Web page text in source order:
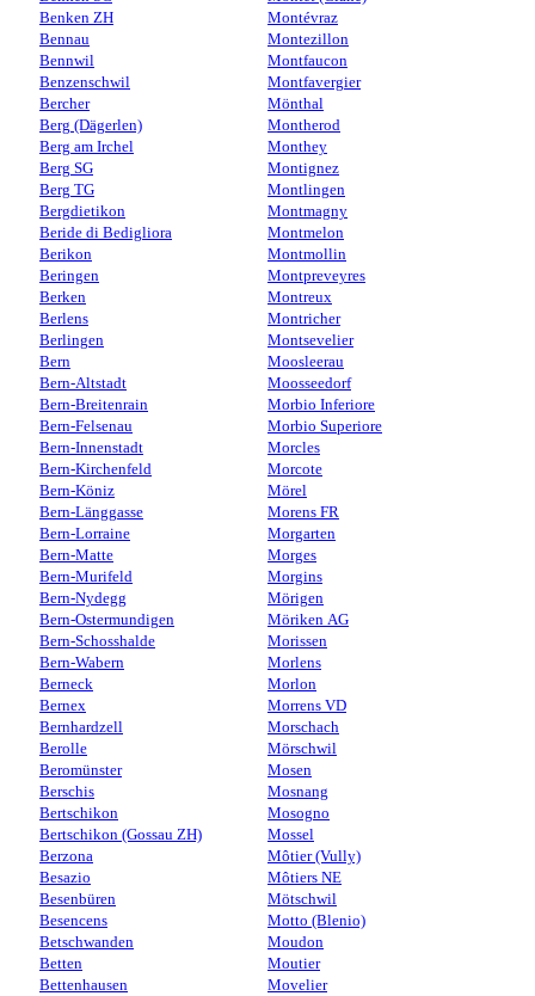
Benken ZH
Bennau
Bennwil
Benzenschwil
Bercher
Berg (Dägerlen)
Berg am Irchel
Berg SG
Berg TG
Bergdietikon
Beride di Bedigliora
Berikon
Beringen
Berken
Berlens
Berlingen
Bern
Bern-Altstadt
Bern-Breitenrain
Bern-Felsenau
Bern-Innenstadt
Bern-Kirchenfeld
Bern-Köniz
Bern-Länggasse
Bern-Lorraine
Bern-Matte
Bern-Murifeld
Bern-Nydegg
Bern-Ostermundigen
Bern-Schosshalde
Bern-Wabern
Berneck
Bernex
Bernhardzell
Berolle
Beromünster
Berschis
Bertschikon
Bertschikon (Gossau ZH)
Berzona
Besazio
Besenbüren
Besencens
Betschwanden
Betten
Bettenhausen
Montévraz
Montezillon
Montfaucon
Montfavergier
Mönthal
Montherod
Monthey
Montignez
Montlingen
Montmagny
Montmelon
Montmollin
Montpreveyres
Montreux
Montricher
Montsevelier
Moosleerau
Moosseedorf
Morbio Inferiore
Morbio Superiore
Morcles
Morcote
Mörel
Morens FR
Morgarten
Morges
Morgins
Mörigen
Möriken AG
Morissen
Morlens
Morlon
Morrens VD
Morschach
Mörschwil
Mosen
Mosnang
Mosogno
Mossel
Môtier (Vully)
Môtiers NE
Mötschwil
Motto (Blenio)
Moudon
Moutier
Movelier